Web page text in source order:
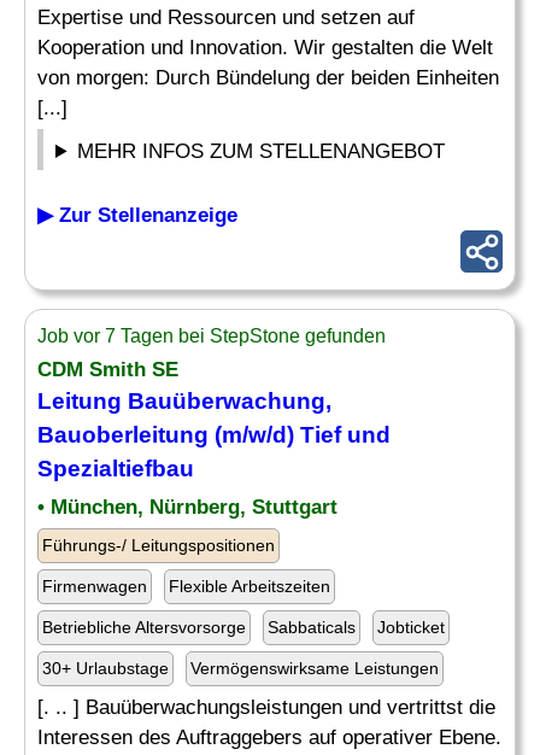
Expertise und Ressourcen und setzen auf
Kooperation und Innovation. Wir gestalten die Welt
von morgen: Durch Bündelung der beiden Einheiten
[...]
MEHR INFOS ZUM STELLENANGEBOT
▶ Zur Stellenanzeige
Job vor 7 Tagen bei StepStone gefunden
CDM Smith SE
Leitung Bauüberwachung,
Bauoberleitung (m/w/d) Tief und
Spezialtiefbau
• München, Nürnberg, Stuttgart
Führungs-/ Leitungspositionen
Firmenwagen Flexible Arbeitszeiten
Betriebliche Altersvorsorge Sabbaticals Jobticket
30+ Urlaubstage Vermögenswirksame Leistungen
[. .. ] Bauüberwachungsleistungen und vertrittst die
Interessen des Auftraggebers auf operativer Ebene.